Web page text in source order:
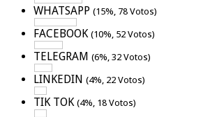
WHATSAPP (15%, 78 Votos)
FACEBOOK (10%, 52 Votos)
TELEGRAM (6%, 32 Votos)
LINKEDIN (4%, 22 Votos)
TIK TOK (4%, 18 Votos)